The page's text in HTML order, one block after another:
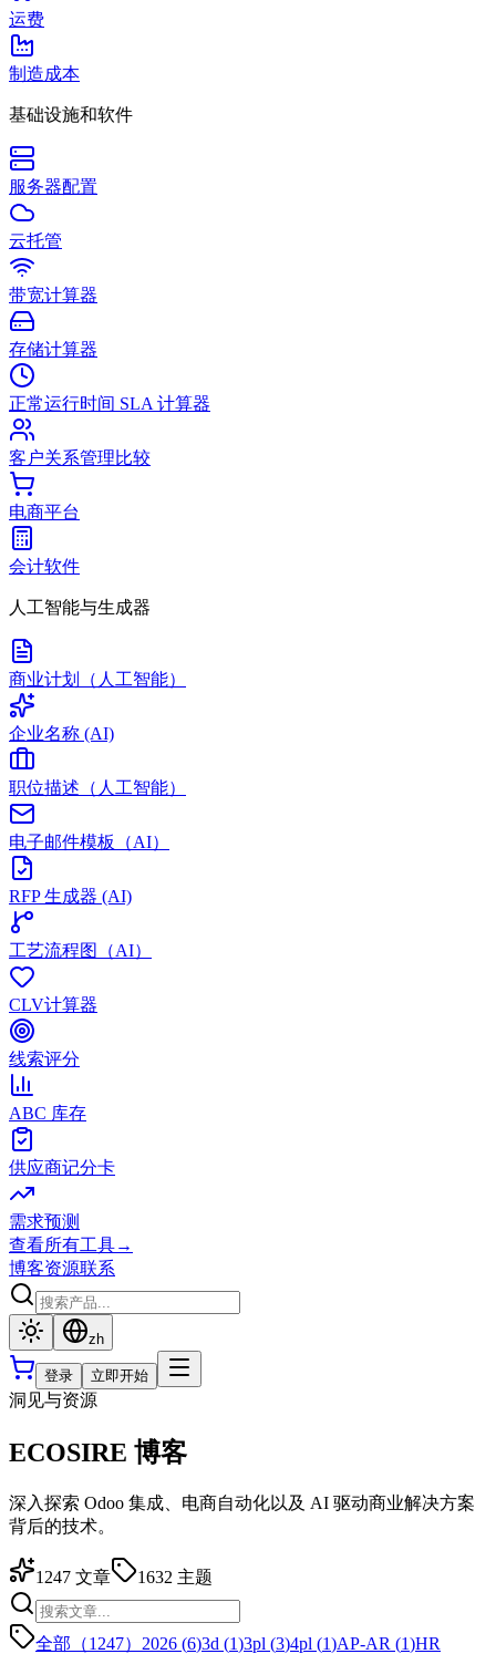
运费
制造成本
基础设施和软件
服务器配置
云托管
带宽计算器
存储计算器
正常运行时间 SLA 计算器
客户关系管理比较
电商平台
会计软件
人工智能与生成器
商业计划（人工智能）
企业名称 (AI)
职位描述（人工智能）
电子邮件模板（AI）
RFP 生成器 (AI)
工艺流程图（AI）
CLV计算器
线索评分
ABC 库存
供应商记分卡
需求预测
查看所有工具→
博客资源联系
zh
登录 立即开始
洞见与资源
ECOSIRE 博客
深入探索 Odoo 集成、电商自动化以及 AI 驱动商业解决方案
背后的技术。
1247 文章 1632 主题
全部（1247） 2026 (6)3d (1)3pl (3)4pl (1)AP-AR (1)HR